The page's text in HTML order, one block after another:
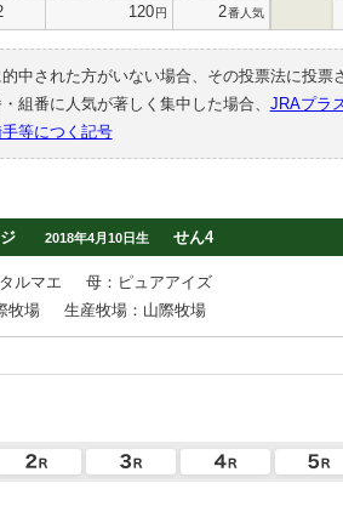
120円 2番人気
中された方がいない場合、その投票法に投票
組番に人気が著しく集中した場合、 JRAプラ
等につく記号
2018年4月10日生 せん4
ルマエ
母：ピュアアイズ
牧場
生産牧場：山際牧場